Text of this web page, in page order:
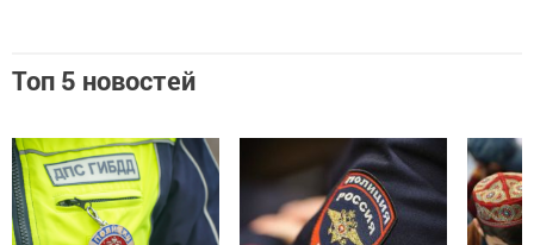
Топ 5 новостей